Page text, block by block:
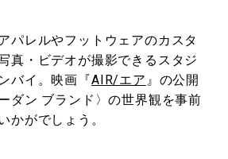
パレルやフットウェアのカスタ
真・ビデオが撮影できるスタジ
バイ。映画『AIR/エア 』の公開
ダン ブランド〉の世界観を事前
かがでしょう。